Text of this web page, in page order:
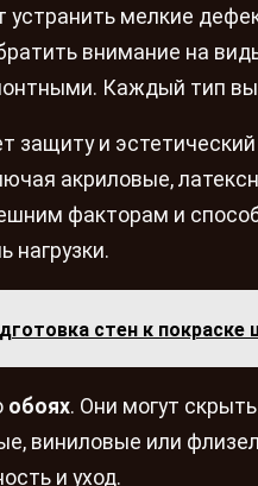
мелкие
внимание на
Каждый тип
защиту и
акриловые,
факторам и
нагрузки.
стен к покраске
обоях. Они могут
виниловые или
и уход.